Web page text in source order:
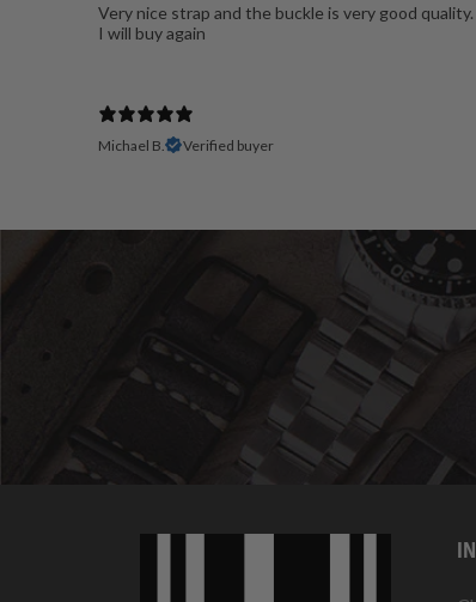
Very nice strap and the buckle is very good quality.
I will buy again
Michael B. Verified buyer